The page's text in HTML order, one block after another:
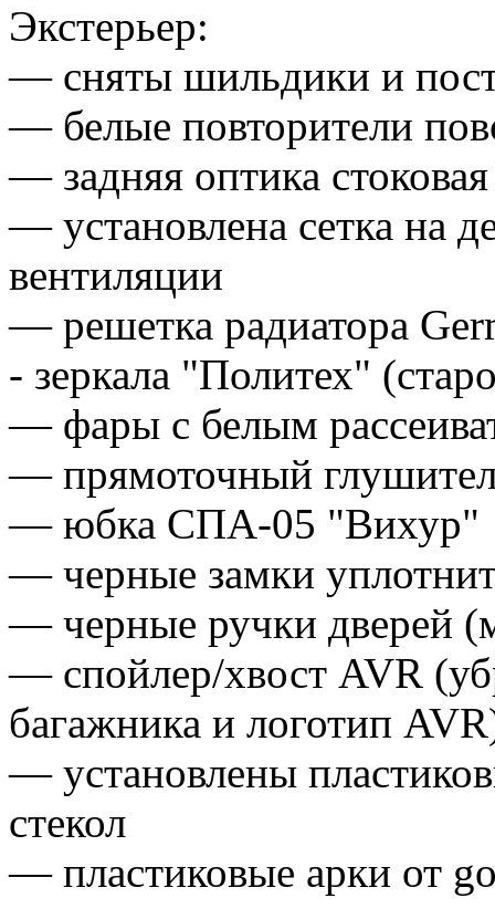
Экстерьер:
— сняты шильдики и
— белые повторители
— задняя оптика
— установлена сетка на
вентиляции
— решетка радиатора
- зеркала "Политех"
— фары с белым
— прямоточный
— юбка СПА-05 "Вихур"
— черные замки
— черные ручки дверей
— спойлер/хвост AVR
багажника и логотип
— установлены
стекол
— пластиковые арки от